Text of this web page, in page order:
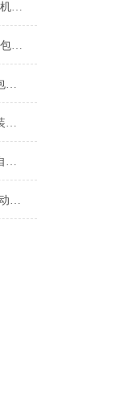
颗粒智能100克辣木籽自动包装机产品简介
颗粒燕麦片背封100克立式自动包装机工厂生产
颗粒连包拼豆24头不混色自动包装机定制
颗粒小立式带充气花生自动包装机支持定制
颗粒小袋单包拼豆带激光打码自动包装机工厂生产
颗粒700-900克小米卷膜背封自动包装机厂家